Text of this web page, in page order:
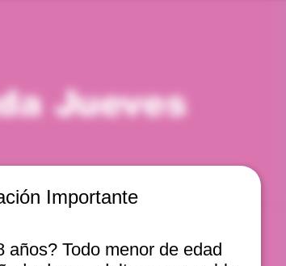
Importante
años? Todo menor de edad
Jueves